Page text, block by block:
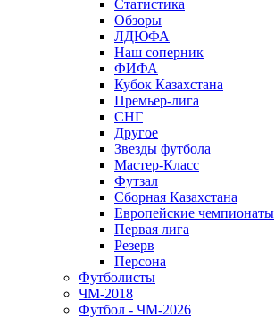
Статистика
Обзоры
ЛДЮФА
Наш соперник
ФИФА
Кубок Казахстана
Премьер-лига
СНГ
Другое
Звезды футбола
Мастер-Класс
Футзал
Сборная Казахстана
Европейские чемпионаты
Первая лига
Резерв
Персона
Футболисты
ЧМ-2018
Футбол - ЧМ-2026